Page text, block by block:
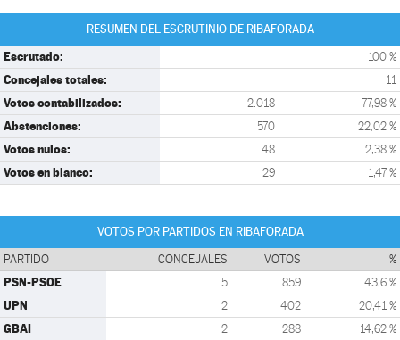
RESUMEN DEL ESCRUTINIO DE RIBAFORADA
Escrutado: 100 %
Concejales totales: 11
Votos contabilizados: 2.018 77,98 %
Abstenciones: 570 22,02 %
Votos nulos: 48 2,38 %
Votos en blanco: 29 1,47 %
VOTOS POR PARTIDOS EN RIBAFORADA
PARTIDO CONCEJALES VOTOS %
PSN-PSOE 5 859 43,6 %
UPN 2 402 20,41 %
GBAI 2 288 14,62 %